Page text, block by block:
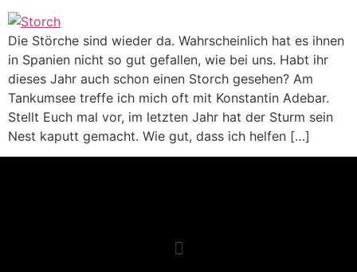
Die Störche sind wieder da. Wahrscheinlich hat es ihnen
in Spanien nicht so gut gefallen, wie bei uns. Habt ihr
dieses Jahr auch schon einen Storch gesehen? Am
Tankumsee treffe ich mich oft mit Konstantin Adebar.
Stellt Euch mal vor, im letzten Jahr hat der Sturm sein
Nest kaputt gemacht. Wie gut, dass ich helfen […]